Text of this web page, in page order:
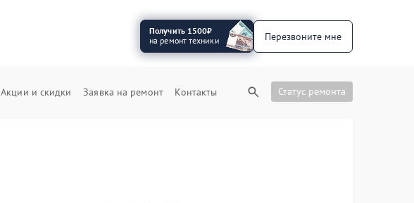
Получить 1500₽
на ремонт техники
Перезвоните мне
Акции и скидки Заявка на ремонт Контакты Статус ремонта